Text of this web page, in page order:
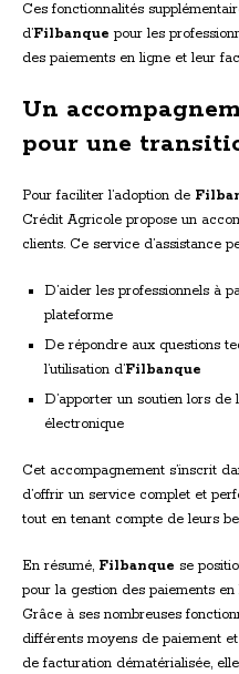
Ces fonctionnalités
d’Filbanque pour les
des paiements en ligne et leur
Un
pour une
Pour faciliter l’adoption de
Crédit Agricole propose un
clients. Ce service d’assistance
D’aider les professionnels à
plateforme
De répondre aux questions
l’utilisation d’Filbanque
D’apporter un soutien lors
électronique
Cet accompagnement s’inscrit
d’offrir un service complet et
tout en tenant compte de leurs
En résumé, Filbanque se
pour la gestion des paiements
Grâce à ses nombreuses
différents moyens de paiement
de facturation dématérialisée,